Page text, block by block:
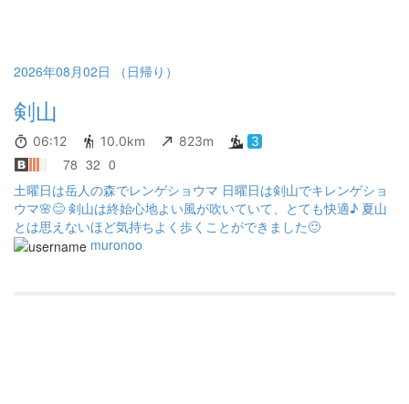
2026年08月02日 （日帰り）
剣山
06:12 10.0km 823m 3
78 32 0
土曜日は岳人の森でレンゲショウマ 日曜日は剣山でキレンゲショ
ウマ🌸😊 剣山は終始心地よい風が吹いていて、とても快適♪ 夏山
とは思えないほど気持ちよく歩くことができました🙂
muronoo